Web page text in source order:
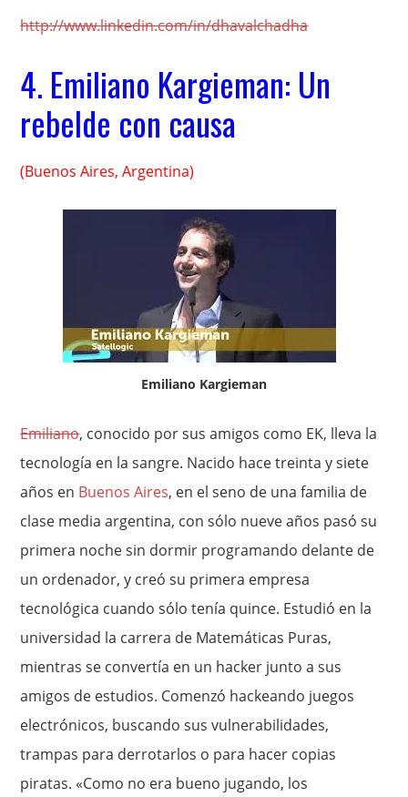
http://www.linkedin.com/in/dhavalchadha
4. Emiliano Kargieman: Un
rebelde con causa
(Buenos Aires, Argentina)
Emiliano Kargieman
Emiliano, conocido por sus amigos como EK, lleva la
tecnología en la sangre. Nacido hace treinta y siete
años en Buenos Aires, en el seno de una familia de
clase media argentina, con sólo nueve años pasó su
primera noche sin dormir programando delante de
un ordenador, y creó su primera empresa
tecnológica cuando sólo tenía quince. Estudió en la
universidad la carrera de Matemáticas Puras,
mientras se convertía en un hacker junto a sus
amigos de estudios. Comenzó hackeando juegos
electrónicos, buscando sus vulnerabilidades,
trampas para derrotarlos o para hacer copias
piratas. «Como no era bueno jugando, los